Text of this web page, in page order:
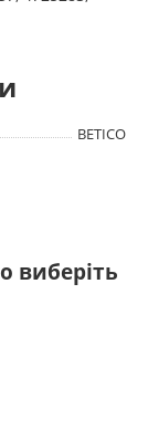
BETICO
виберіть